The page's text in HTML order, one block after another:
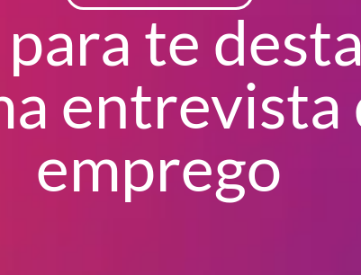
te
entrevista
emprego